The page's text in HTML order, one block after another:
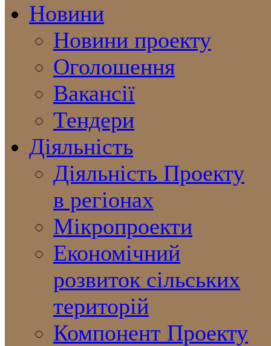
Новини
Новини проекту
Оголошення
Вакансії
Тендери
Діяльність
Діяльність Проекту
в регіонах
Мікропроекти
Економічний
розвиток сільських
територій
Компонент Проекту